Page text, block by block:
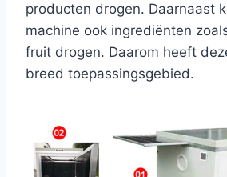
producten drogen. Daarnaast
machine ook ingrediënten
fruit drogen. Daarom heeft
breed toepassingsgebied.